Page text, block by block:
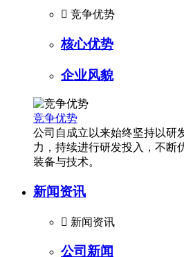
 竞争优势
核心优势
企业风貌
竞争优势
公司自成立以来始终坚持以研
力，持续进行研发投入，不断
装备与技术。
新闻资讯
 新闻资讯
公司新闻